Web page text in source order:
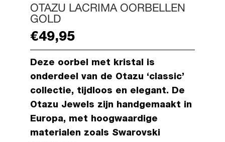
OTAZU LACRIMA OORBELLEN
GOLD
€49,95
Deze oorbel met kristal is
onderdeel van de Otazu ‘classic’
collectie, tijdloos en elegant. De
Otazu Jewels zijn handgemaakt in
Europa, met hoogwaardige
materialen zoals Swarovski